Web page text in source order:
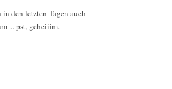
den letzten Tagen auch
... pst, geheiiim.